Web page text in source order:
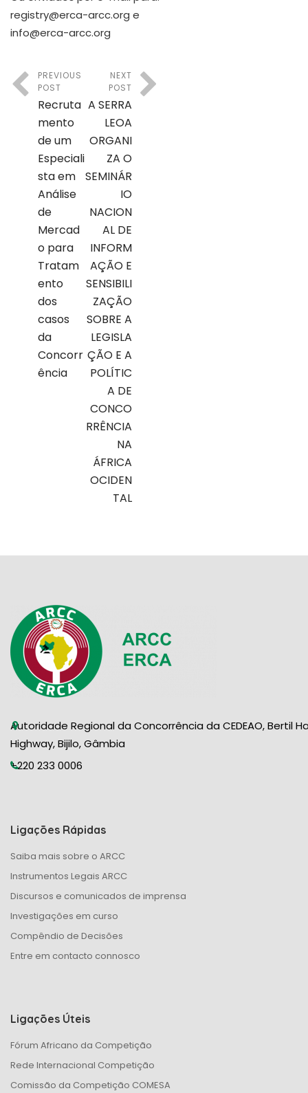
registry@erca-arcc.org e
info@erca-arcc.org
PREVIOUS
POST
Recruta
mento
de um
Especiali
sta em
Análise
de
Mercad
o para
Tratam
ento
dos
casos
da
Concorr
ência
NEXT
POST
A SERRA
LEOA
ORGANI
ZA O
SEMINÁR
IO
NACION
AL DE
INFORM
AÇÃO E
SENSIBILI
ZAÇÃO
SOBRE A
LEGISLA
ÇÃO E A
POLÍTIC
A DE
CONCO
RRÊNCIA
NA
ÁFRICA
OCIDEN
TAL
Autoridade Regional da Concorrência da CEDEAO, Bertil
Highway, Bijilo, Gâmbia
+220 233 0006
Ligações Rápidas
Saiba mais sobre o ARCC
Instrumentos Legais ARCC
Discursos e comunicados de imprensa
Investigações em curso
Compêndio de Decisões
Entre em contacto connosco
Ligações Úteis
Fórum Africano da Competição
Rede Internacional Competição
Comissão da Competição COMESA